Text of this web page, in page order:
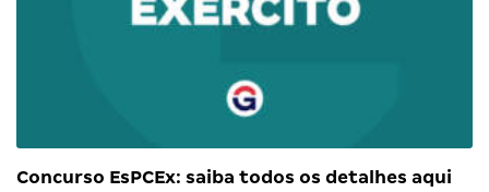
Concurso EsPCEx: saiba todos os detalhes aqui